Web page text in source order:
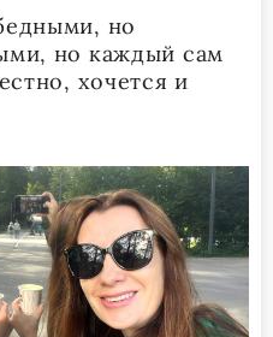
но
но каждый сам
хочется и